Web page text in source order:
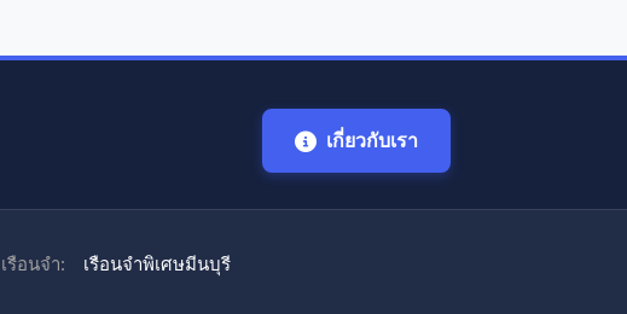
เกี่ยวกับเรา
เรือนจำ: เรือนจำพิเศษมีนบุรี